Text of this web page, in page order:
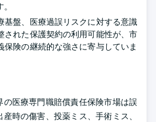
基盤、医療過誤リスクに対する意識
された保護契約の利用可能性が、市
保険の継続的な強さに寄与していま
医療専門職賠償責任保険市場は誤
時の傷害、投薬ミス、手術ミス、